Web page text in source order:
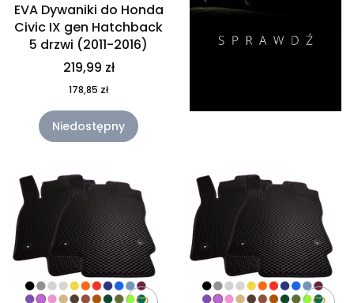
EVA Dywaniki do Honda
Civic IX gen Hatchback
5 drzwi (2011-2016)
219,99 zł
178,85 zł
Niedostępny